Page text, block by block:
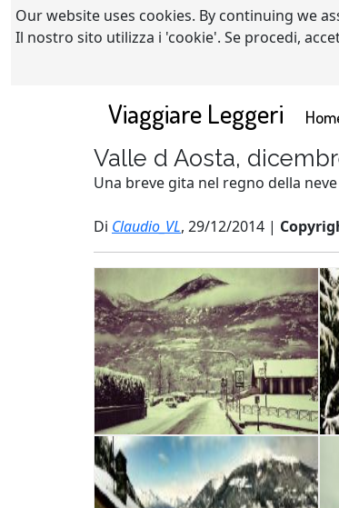
Our website uses cookies. By continuing we
Il nostro sito utilizza i 'cookie'. Se procedi,
Viaggiare Leggeri
Valle d Aosta,
Una breve gita nel regno della
Di Claudio_VL, 29/12/2014 |